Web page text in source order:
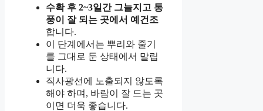
수확 후 2~3일간 그늘지고 통
풍이 잘 되는 곳에서 예건조
합니다.
이 단계에서는 뿌리와 줄기
를 그대로 둔 상태에서 말립
니다.
직사광선에 노출되지 않도록
해야 하며, 바람이 잘 드는 곳
이면 더욱 좋습니다.